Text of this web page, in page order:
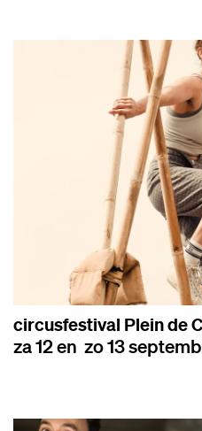
circusfestival Plein de
za 12 en zo 13